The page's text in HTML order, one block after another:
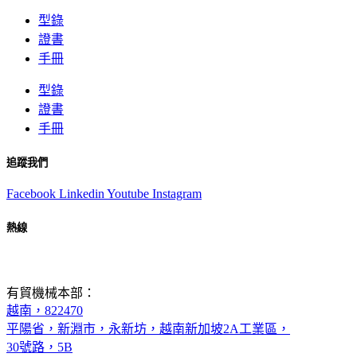
型錄
證書
手冊
型錄
證書
手冊
追蹤我們
Facebook Linkedin Youtube Instagram
熱線
有貿機械本部：
越南，822470
平陽省，新淵市，永新坊，越南新加坡2A工業區，
30號路，5B